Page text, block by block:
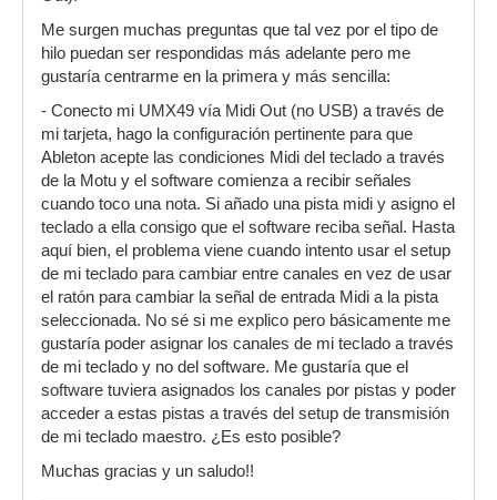
Me surgen muchas preguntas que tal vez por el tipo de
hilo puedan ser respondidas más adelante pero me
gustaría centrarme en la primera y más sencilla:
- Conecto mi UMX49 vía Midi Out (no USB) a través de
mi tarjeta, hago la configuración pertinente para que
Ableton acepte las condiciones Midi del teclado a través
de la Motu y el software comienza a recibir señales
cuando toco una nota. Si añado una pista midi y asigno el
teclado a ella consigo que el software reciba señal. Hasta
aquí bien, el problema viene cuando intento usar el setup
de mi teclado para cambiar entre canales en vez de usar
el ratón para cambiar la señal de entrada Midi a la pista
seleccionada. No sé si me explico pero básicamente me
gustaría poder asignar los canales de mi teclado a través
de mi teclado y no del software. Me gustaría que el
software tuviera asignados los canales por pistas y poder
acceder a estas pistas a través del setup de transmisión
de mi teclado maestro. ¿Es esto posible?
Muchas gracias y un saludo!!